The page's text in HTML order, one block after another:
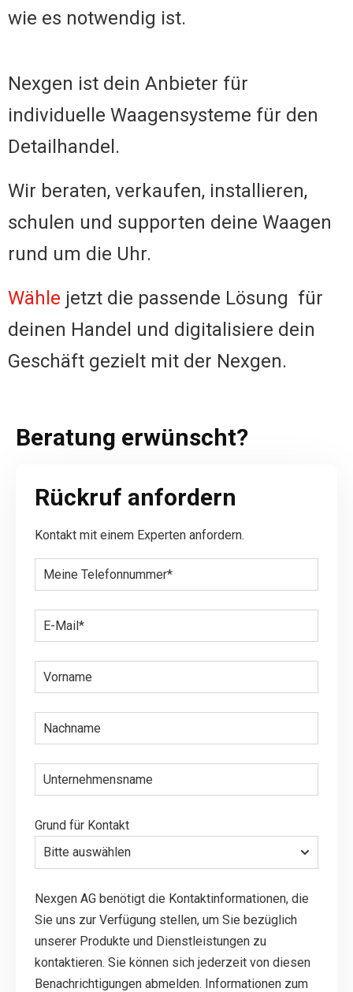
wie es notwendig ist.
Nexgen ist dein Anbieter für
individuelle Waagensysteme für den
Detailhandel.
Wir beraten, verkaufen, installieren,
schulen und supporten deine Waagen
rund um die Uhr.
Wähle jetzt die passende Lösung für
deinen Handel und digitalisiere dein
Geschäft gezielt mit der Nexgen.
Beratung erwünscht?
Rückruf anfordern
Kontakt mit einem Experten anfordern.
Grund für Kontakt
Nexgen AG benötigt die Kontaktinformationen, die
Sie uns zur Verfügung stellen, um Sie bezüglich
unserer Produkte und Dienstleistungen zu
kontaktieren. Sie können sich jederzeit von diesen
Benachrichtigungen abmelden. Informationen zum